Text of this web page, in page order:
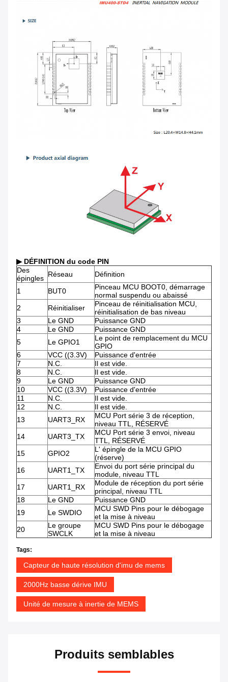
▶ DÉFINITION du code PIN
Des
épingles Réseau Définition
1 BUT0
Pinceau MCU BOOT0, démarrage
normal suspendu ou abaissé
2
Réinitialiser
Pinceau de réinitialisation MCU,
réinitialisation de bas niveau
3
Le GND
Puissance GND
4
Le GND
Puissance GND
5
Le GPIO1
Le point de remplacement du MCU
GPIO
6
VCC ((3.3V)
Puissance d'entrée
7
N.C.
Il est vide.
8
N.C.
Il est vide.
9
Le GND
Puissance GND
10
VCC ((3.3V)
Puissance d'entrée
11
N.C.
Il est vide.
12
N.C.
Il est vide.
13
UART3_RX
MCU Port série 3 de réception,
niveau TTL, RÉSERVÉ
14
UART3_TX
MCU Port série 3 envoi, niveau
TTL, RÉSERVÉ
15
GPIO2
L' épingle de la MCU GPIO
(réserve)
16
UART1_TX
Envoi du port série principal du
module, niveau TTL
17
UART1_RX
Module de réception du port série
principal, niveau TTL
18
Le GND
Puissance GND
19
Le SWDIO
MCU SWD Pins pour le débogage
et la mise à niveau
20
Le groupe
SWCLK
MCU SWD Pins pour le débogage
et la mise à niveau
Tags:
Capteur de haute résolution d'imu de mems
2000Hz basse dérive IMU
Unité de mesure à inertie de MEMS
Produits semblables